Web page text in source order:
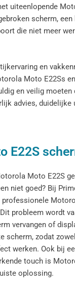
uiteenlopende
scherm, een
die niet meer
en
Moto E22Ss
en veilig
advies, duidelijke
E22S
Moto E22S
niet goed? Bij
probleem wordt
vervangen of
scherm, zodat
werken. Ook bij
touch is
oplossing.